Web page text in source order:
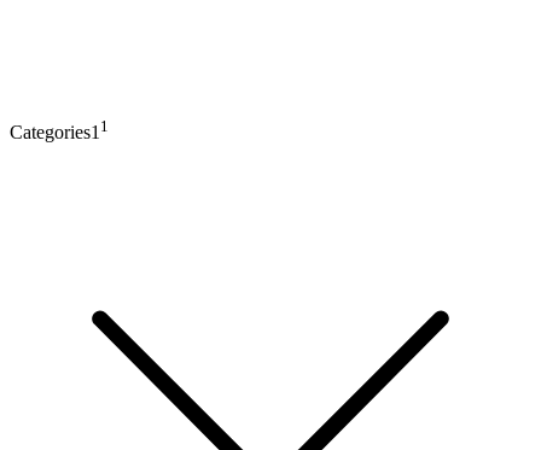
Categories1 1